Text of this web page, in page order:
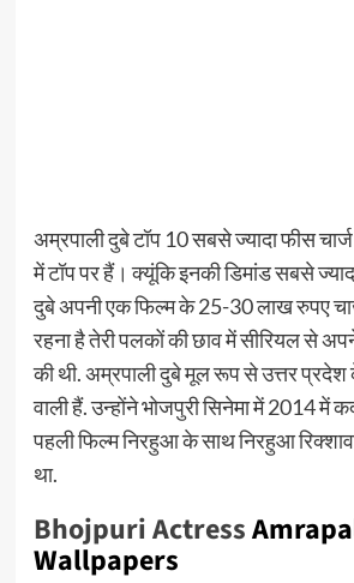
अम्रपाली दुबे टॉप 10 सबसे ज्यादा फीस
में टॉप पर हैं। क्यूंकि इनकी डिमांड सबसे
दुबे अपनी एक फिल्म के 25-30 लाख रुपए
रहना है तेरी पलकों की छाव में सीरियल से
की थी. अम्रपाली दुबे मूल रूप से उत्तर
वाली हैं. उन्होंने भोजपुरी सिनेमा में 2014 में
पहली फिल्म निरहुआ के साथ निरहुआ
था.
Bhojpuri Actress
Wallpapers